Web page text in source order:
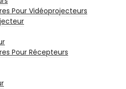
Pour Vidéoprojecteurs
Pour Récepteurs